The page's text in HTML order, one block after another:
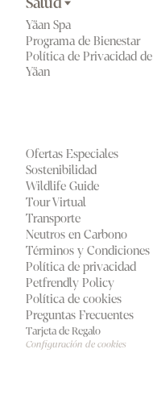
Yäan Spa
Programa de Bienestar
Política de Privacidad de
Yäan
Ofertas Especiales
Tour Virtual
Transporte
Tarjeta de Regalo
Sostenibilidad
Wildlife Guide
Términos y Condiciones
Neutros en Carbono
Política de privacidad
Petfrendly Policy
Política de cookies
Preguntas Frecuentes
Configuración de cookies